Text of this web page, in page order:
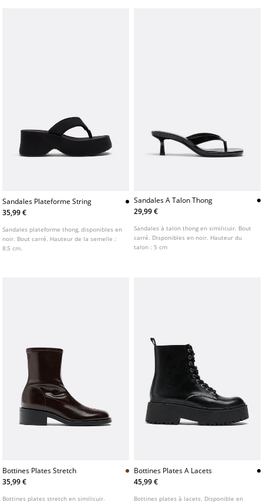
Sandales Plateforme String
35,99 €
Sandales plateforme thong, disponibles en
noir. Bout carré. Hauteur de la semelle :
8,5 cm.
Sandales A Talon Thong
29,99 €
Sandales à talon thong en similicuir. Bout
carré. Disponibles en noir. Hauteur du
talon : 5 cm
Bottines Plates Stretch
35,99 €
Bottines plates stretch en similicuir.
Bottines Plates A Lacets
45,99 €
Bottines plates à lacets. Disponible en